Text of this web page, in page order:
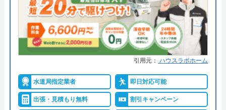
●保証・保険 ―
詳細は公式HPでご確認ください
株式会社中山設備機器がおすすめの理由
株式会社中山設備機器は建物とお客様の一生をトー
タルでサポートするための業務を展開する業者で、
水回りに関してはトラブル対応やリフォームサービ
引用元： ハウスラボホーム
水道局指定業者 即日対応可能
出張・見積もり無料 割引キャンペーン